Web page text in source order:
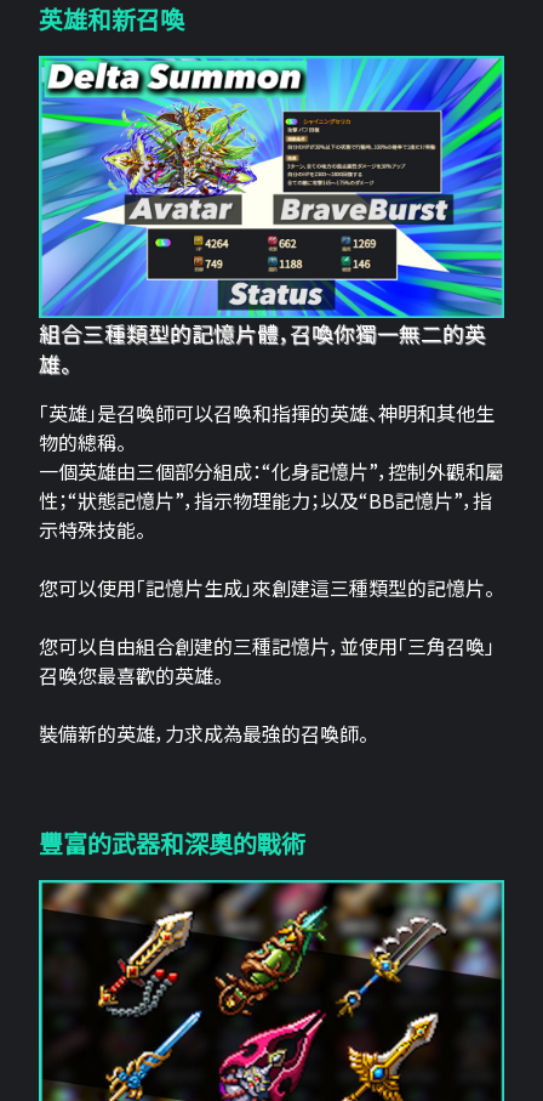
英雄和新召喚
組合三種類型的記憶片體，召喚你獨一無二的英
雄。
「英雄」是召喚師可以召喚和指揮的英雄、神明和其他生
物的總稱。
一個英雄由三個部分組成：“化身記憶片”，控制外觀和屬
性；“狀態記憶片”，指示物理能力；以及“BB記憶片”，指
示特殊技能。
您可以使用「記憶片生成」來創建這三​​種類型的記憶片。
您可以自由組合創建的三種記憶片，並使用「三角召喚」
召喚您最喜歡的英雄。
裝備新的英雄，力求成為最強的召喚師。
豐富的武器和深奧的戰術